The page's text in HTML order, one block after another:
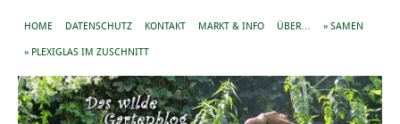
HOME DATENSCHUTZ KONTAKT MARKT & INFO ÜBER… » SAMEN
» PLEXIGLAS IM ZUSCHNITT